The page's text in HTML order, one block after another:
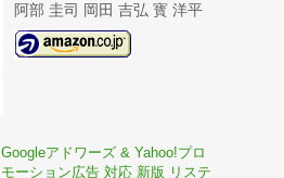
阿部 圭司 岡田 吉弘 寳 洋平
Googleアドワーズ & Yahoo!プロ
モーション広告 対応 新版 リステ